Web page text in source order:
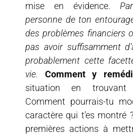
mise en évidence.
personne de ton
des problèmes financiers
pas avoir suffisamment
probablement cette
vie.
Comment y
situation en trouvant
Comment pourrais-tu
caractère qui t’es montré
premières actions à